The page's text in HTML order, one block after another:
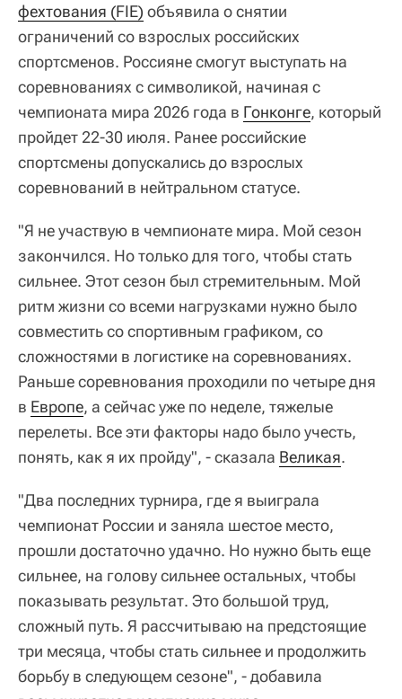
фехтования (FIE) объявила о снятии
ограничений со взрослых российских
спортсменов. Россияне смогут выступать на
соревнованиях с символикой, начиная с
чемпионата мира 2026 года в Гонконге, который
пройдет 22-30 июля. Ранее российские
спортсмены допускались до взрослых
соревнований в нейтральном статусе.
"Я не участвую в чемпионате мира. Мой сезон
закончился. Но только для того, чтобы стать
сильнее. Этот сезон был стремительным. Мой
ритм жизни со всеми нагрузками нужно было
совместить со спортивным графиком, со
сложностями в логистике на соревнованиях.
Раньше соревнования проходили по четыре дня
в Европе, а сейчас уже по неделе, тяжелые
перелеты. Все эти факторы надо было учесть,
понять, как я их пройду", - сказала Великая.
"Два последних турнира, где я выиграла
чемпионат России и заняла шестое место,
прошли достаточно удачно. Но нужно быть еще
сильнее, на голову сильнее остальных, чтобы
показывать результат. Это большой труд,
сложный путь. Я рассчитываю на предстоящие
три месяца, чтобы стать сильнее и продолжить
борьбу в следующем сезоне", - добавила